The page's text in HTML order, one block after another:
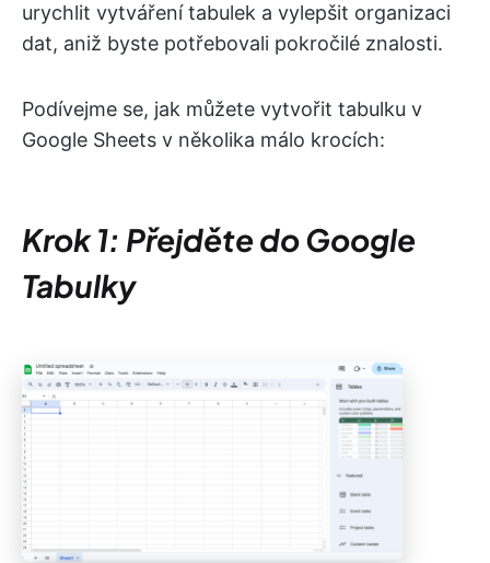
urychlit vytváření tabulek a vylepšit organizaci
dat, aniž byste potřebovali pokročilé znalosti.
Podívejme se, jak můžete vytvořit tabulku v
Google Sheets v několika málo krocích:
Krok 1: Přejděte do Google
Tabulky